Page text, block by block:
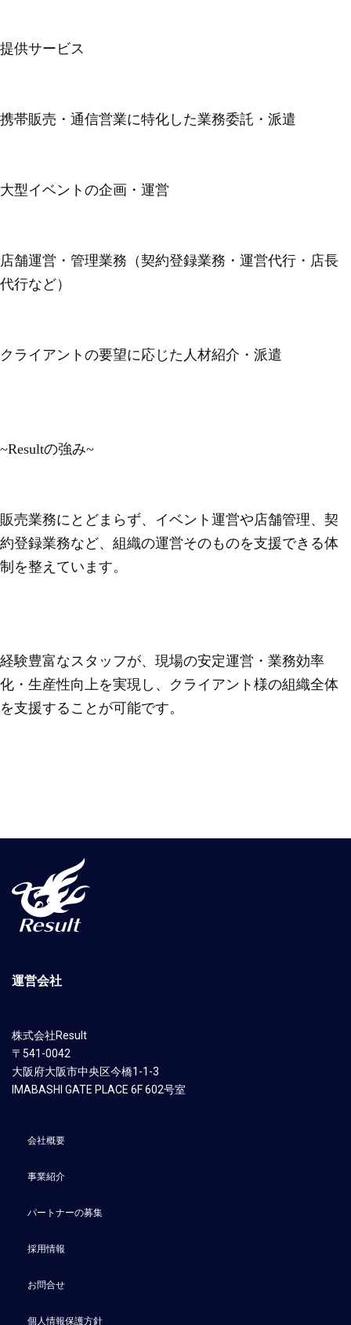
提供サービス
携帯販売・通信営業に特化した業務委託・派遣
大型イベントの企画・運営
店舗運営・管理業務（契約登録業務・運営代行・店長
代行など）
クライアントの要望に応じた人材紹介・派遣
~Resultの強み~
販売業務にとどまらず、イベント運営や店舗管理、契
約登録業務など、組織の運営そのものを支援できる体
制を整えています。
経験豊富なスタッフが、現場の安定運営・業務効率
化・生産性向上を実現し、クライアント様の組織全体
を支援することが可能です。
運営会社
株式会社Result
〒541-0042
大阪府大阪市中央区今橋1-1-3
​IMABASHI GATE PLACE 6F 602号室
会社概要
事業紹介
パートナーの募集
採用情報
お問合せ
個人情報保護方針